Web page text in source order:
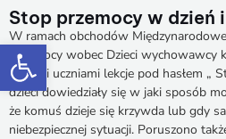
Otwórz pasek narzędzi
Stop przemocy w dzień
W ramach obchodów
Przemocy wobec Dzieci
swoimi uczniami lekcje pod hasłem „
dzieci dowiedziały się w jaki sposób
że komuś dzieje się krzywda lub gdy
niebezpiecznej sytuacji. Poruszono